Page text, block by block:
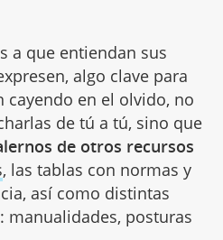
a que entiendan sus
algo clave para
cayendo en el olvido, no
de tú a tú, sino que
de otros recursos
, las tablas con normas y
así como distintas
manualidades, posturas